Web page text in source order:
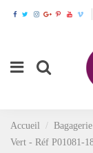
Accueil Bagagerie
Vert - Réf P01081-